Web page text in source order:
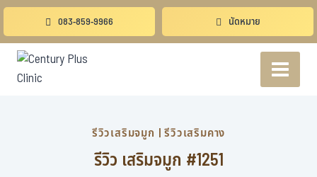
083-859-9966 นัดหมาย
รีวิวเสริมจมูก |รีวิวเสริมคาง
รีวิว เสริมจมูก #1251